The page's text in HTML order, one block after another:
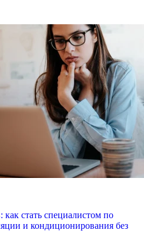
стать специалистом по
и кондиционирования без